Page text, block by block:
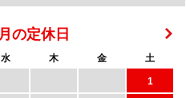
の定休日
水 木 金
土
1